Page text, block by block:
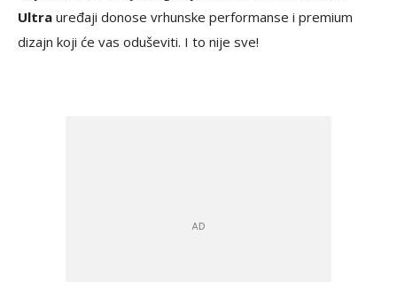
Ultra uređaji donose vrhunske performanse i premium
dizajn koji će vas oduševiti. I to nije sve!